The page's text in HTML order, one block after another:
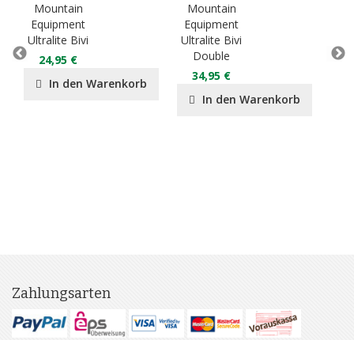
Mountain
Equipment
Ultralite Bivi
24,95 €
In den Warenkorb
Mountain
Equipment
Ultralite Bivi
Double
34,95 €
In den Warenkorb
Zahlungsarten